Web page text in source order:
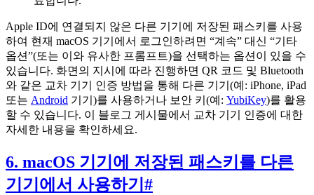
Apple ID에 연결되지 않은 다른 기기에 저장된 패스키를 사용
하여 현재 macOS 기기에서 로그인하려면 “계속” 대신 “기타
옵션”(또는 이와 유사한 프롬프트)을 선택하는 옵션이 있을 수
있습니다. 화면의 지시에 따라 진행하면 QR 코드 및 Bluetooth
와 같은 교차 기기 인증 방법을 통해 다른 기기(예: iPhone, iPad
또는 Android 기기)를 사용하거나 보안 키(예: YubiKey)를 활용
할 수 있습니다. 이 블로그 게시물에서 교차 기기 인증에 대한
자세한 내용을 확인하세요.
6. macOS 기기에 저장된 패스키를 다른
기기에서 사용하기 #